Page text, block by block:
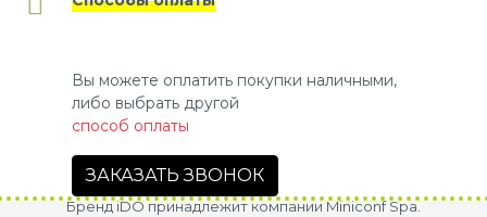
Вы можете оплатить покупки наличными,
либо выбрать другой
способ оплаты
ЗАКАЗАТЬ ЗВОНОК
Бренд iDO принадлежит компании Miniconf Spa.